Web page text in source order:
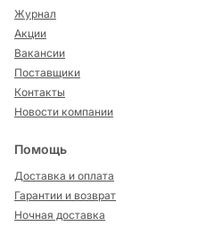
Журнал
Акции
Вакансии
Поставщики
Контакты
Новости компании
Помощь
Доставка и оплата
Гарантии и возврат
Ночная доставка